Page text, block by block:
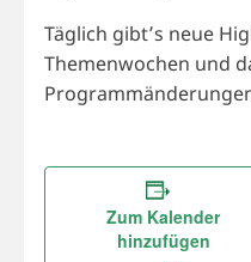
Täglich gibt’s neue
Themenwochen und
Zum Kalender
hinzufügen